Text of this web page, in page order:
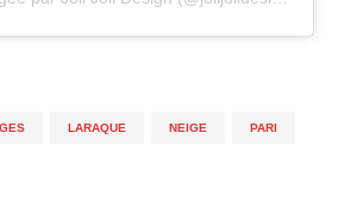
LARAQUE NEIGE PARI